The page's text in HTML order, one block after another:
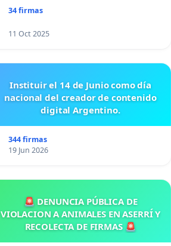
34 firmas
11 Oct 2025
Instituir el 14 de Junio como día
nacional del creador de contenido
digital Argentino.
344 firmas
19 Jun 2026
🚨 DENUNCIA PÚBLICA DE
VIOLACION A ANIMALES EN ASERRÍ Y
RECOLECTA DE FIRMAS 🚨